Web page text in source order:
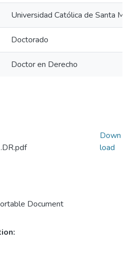
Universidad Católica de Santa
Doctorado
Doctor en Derecho
Document
Down
load